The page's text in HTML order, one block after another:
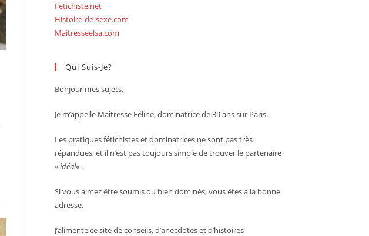
Fetichiste.net
Histoire-de-sexe.com
Maitresseelsa.com
Qui Suis-Je?
Bonjour mes sujets,
Je m’appelle Maîtresse Féline, dominatrice de 39 ans sur Paris.
Les pratiques fétichistes et dominatrices ne sont pas très
répandues, et il n’est pas toujours simple de trouver le partenaire
«idéal« .
Si vous aimez être soumis ou bien dominés, vous êtes à la bonne
adresse.
J’alimente ce site de conseils, d’anecdotes et d’histoires